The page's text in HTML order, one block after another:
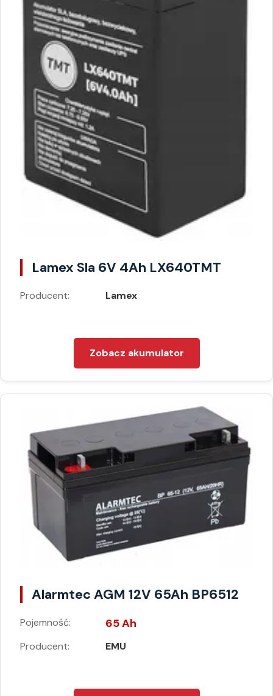
Lamex Sla 6V 4Ah LX640TMT
Producent: Lamex
Zobacz akumulator
Alarmtec AGM 12V 65Ah BP6512
Pojemność: 65 Ah
Producent: EMU